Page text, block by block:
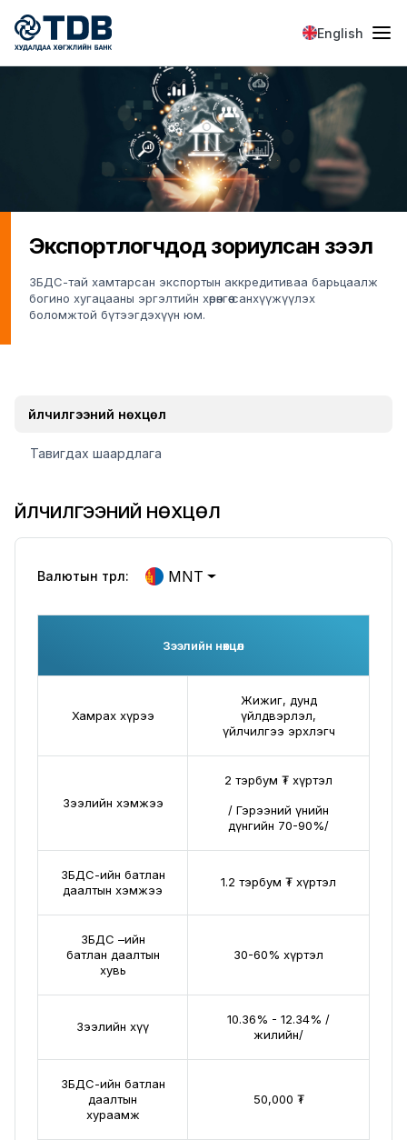
Skip to main content
English
Экспортлогчдод зориулсан зээл
ЗБДС-тай хамтарсан экспортын аккредитиваа барьцаалж
богино хугацааны эргэлтийн хөрөнгөө санхүүжүүлэх
боломжтой бүтээгдэхүүн юм.
Үйлчилгээний нөхцөл
Тавигдах шаардлага
ҮЙЛЧИЛГЭЭНИЙ НӨХЦӨЛ
Валютын төрөл: MNT
Зээлийн нөхцөл
Хамрах хүрээ
Жижиг, дунд
үйлдвэрлэл,
үйлчилгээ эрхлэгч
Зээлийн хэмжээ
2 тэрбум ₮ хүртэл
/ Гэрээний үнийн
дүнгийн 70-90%/
ЗБДС-ийн батлан
даалтын хэмжээ
1.2 тэрбум ₮ хүртэл
ЗБДС –ийн
батлан даалтын
хувь
30-60% хүртэл
Зээлийн хүү
10.36% - 12.34% /
жилийн/
ЗБДС-ийн батлан
даалтын
хураамж
50,000 ₮